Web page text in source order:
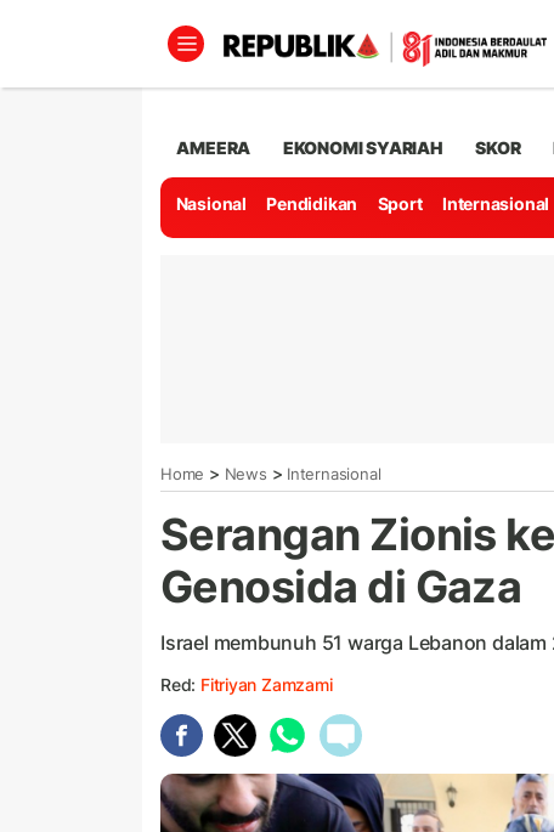
AMEERA EKONOMI SYARIAH SKOR
Nasional Pendidikan Sport Internasional
Home > News > Internasional
Serangan Zionis
Genosida di Gaza
Israel membunuh 51 warga Lebanon
Red: Fitriyan Zamzami